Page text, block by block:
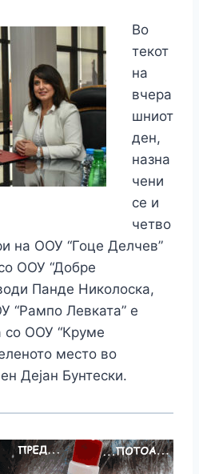
Во
текот
на
вчера
шниот
ден,
назна
чени
се и
четво
на ООУ “Гоце Делчев”
ООУ “Добре
Панде Николоска,
“Рампо Левката” е
со ООУ “Круме
место во
Дејан Бунтески.